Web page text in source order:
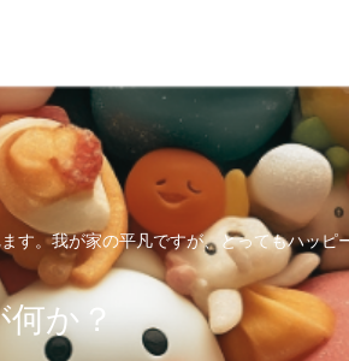
す。我が家の平凡ですが、とってもハッピ
か？